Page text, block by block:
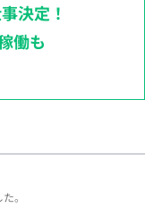
決定！
働も
。